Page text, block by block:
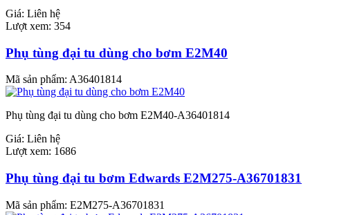
Giá: Liên hệ
Lượt xem: 354
Phụ tùng đại tu dùng cho bơm E2M40
Mã sản phẩm: A36401814
Phụ tùng đại tu dùng cho bơm E2M40-A36401814
Giá: Liên hệ
Lượt xem: 1686
Phụ tùng đại tu bơm Edwards E2M275-A36701831
Mã sản phẩm: E2M275-A36701831